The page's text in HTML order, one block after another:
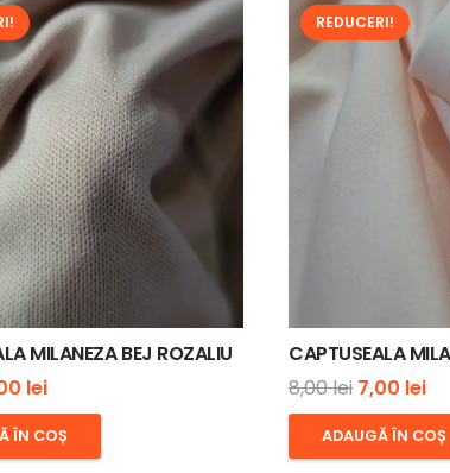
MILANEZA BEJ ROZALIU
leiPrețul
curent
este:
ÎN COȘ
REDUCERI!
CAPTUSEALA
8,00lei Prețul
inițial
a
7,00 lei
ADAUGĂ ÎN COȘ